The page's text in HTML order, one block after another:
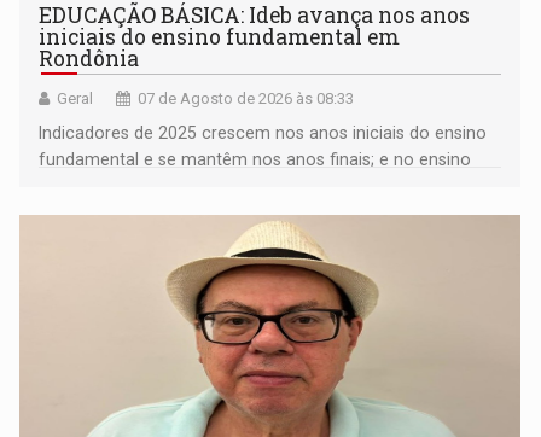
EDUCAÇÃO BÁSICA: Ideb avança nos anos
iniciais do ensino fundamental em
Rondônia
Geral 07 de Agosto de 2026 às 08:33
Indicadores de 2025 crescem nos anos iniciais do ensino
fundamental e se mantêm nos anos finais; e no ensino